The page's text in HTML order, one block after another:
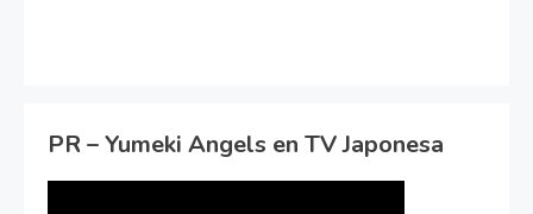
PR – Yumeki Angels en TV Japonesa